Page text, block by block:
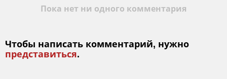
Пока нет ни одного комментария
Чтобы написать комментарий, нужно
представиться.